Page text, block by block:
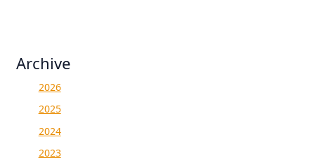
Archive
2026
2025
2024
2023